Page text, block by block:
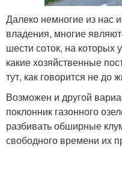
Красивые клумбы
Простые клумбы
Обворожительная
Далеко немногие из
владения, многие
шести соток, на
какие хозяйственные
тут, как говорится не до
Возможен и другой
поклонник газонного
разбивать обширные
свободного времени их